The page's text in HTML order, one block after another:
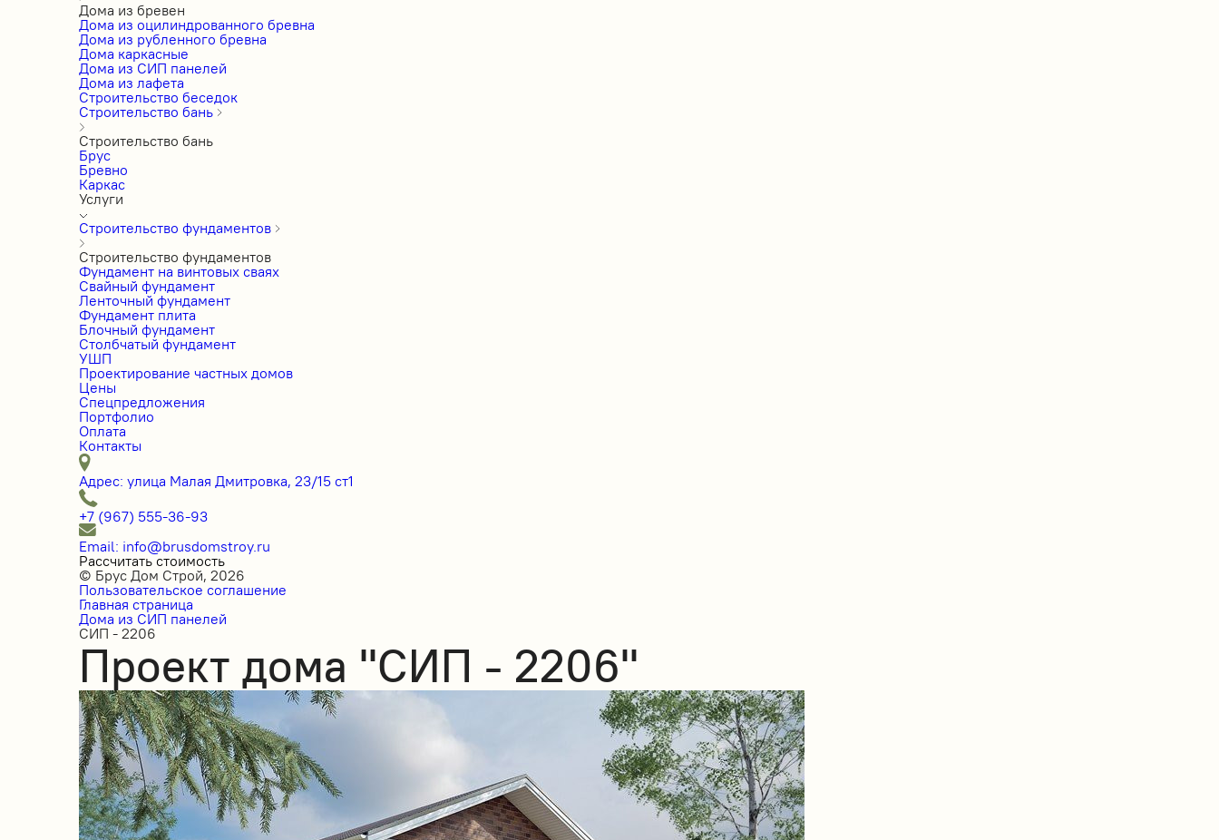
Дома из бревен
Дома из оцилиндрованного бревна
Дома из рубленного бревна
Дома каркасные
Дома из СИП панелей
Дома из лафета
Строительство беседок
Строительство бань
Строительство бань
Брус
Бревно
Каркас
Услуги
Строительство фундаментов
Строительство фундаментов
Фундамент на винтовых сваях
Свайный фундамент
Ленточный фундамент
Фундамент плита
Блочный фундамент
Столбчатый фундамент
УШП
Проектирование частных домов
Цены
Спецпредложения
Портфолио
Оплата
Контакты
Адрес: улица Малая Дмитровка, 23/15 ст1
+7 (967) 555-36-93
Email: info@brusdomstroy.ru
Рассчитать стоимость
© Брус Дом Строй, 2026
Пользовательское соглашение
Главная страница
Дома из СИП панелей
СИП - 2206
Проект дома "СИП - 2206"